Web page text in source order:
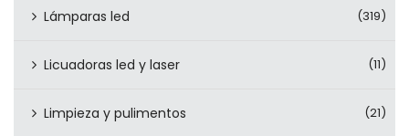
Lámparas led (319)
Licuadoras led y laser (11)
Limpieza y pulimentos (21)